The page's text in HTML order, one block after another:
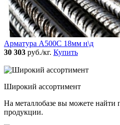
Арматура А500С 18мм н\д
30 303 руб./кг. Купить
Широкий ассортимент
На металлобазе вы можете найти
продукции.